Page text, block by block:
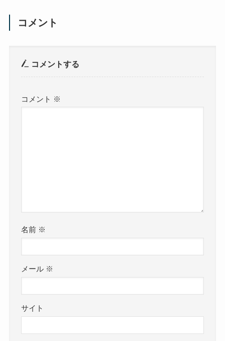
コメント
コメントする
コメント ※
名前 ※
メール ※
サイト